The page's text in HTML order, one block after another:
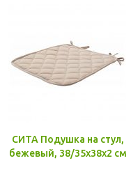
СИТА Подушка на стул,
бежевый, 38/35x38x2 см